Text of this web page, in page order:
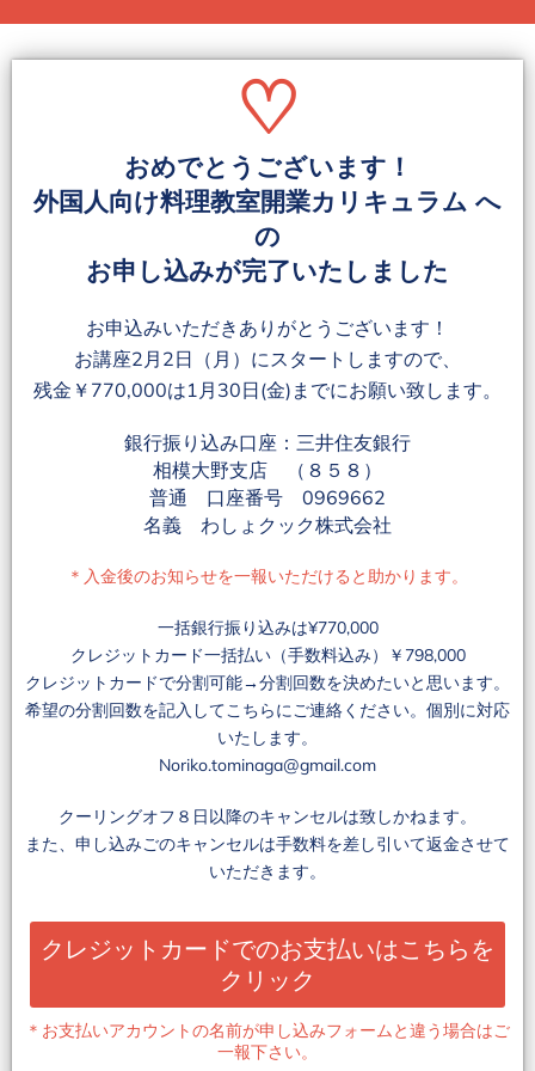
♡
おめでとうございます！
外国人向け料理教室開業カリキュラム へ
の
お申し込みが完了いたしました
お申込みいただきありがとうございます！
お講座2月2日（月）にスタートしますので、
残金￥770,000は1月30日(金)までにお願い致します。
銀行振り込み口座：三井住友銀行
相模大野支店 （８５８）
普通 口座番号 0969662
名義 わしょクック株式会社
＊入金後のお知らせを一報いただけると助かります。
一括銀行振り込みは¥770,000
クレジットカード一括払い（手数料込み）￥798,000
クレジットカードで分割可能→分割回数を決めたいと思います。
希望の分割回数を記入してこちらにご連絡ください。個別に対応
いたします。
Noriko.tominaga@gmail.com
クーリングオフ８日以降のキャンセルは致しかねます。
また、申し込みごのキャンセルは手数料を差し引いて返金させて
いただきます。
クレジットカードでのお支払いはこちらを
クリック
＊お支払いアカウントの名前が申し込みフォームと違う場合はご
一報下さい。